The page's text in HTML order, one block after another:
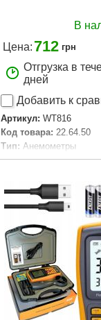
В
Цена: 712 грн
Отгрузка в
дней
Добавить к
Артикул: WT816
Код товара: 22.64.50
Тип: Анемометры
Тип датчика:
Разрешение: 0.1 м/с
Диапазон
Диапазон скорости:
Измерение
Точность, +-мм/м:
±
Размеры:
105x40x15
Габариты упаковки:
Вес брутто: 200 г